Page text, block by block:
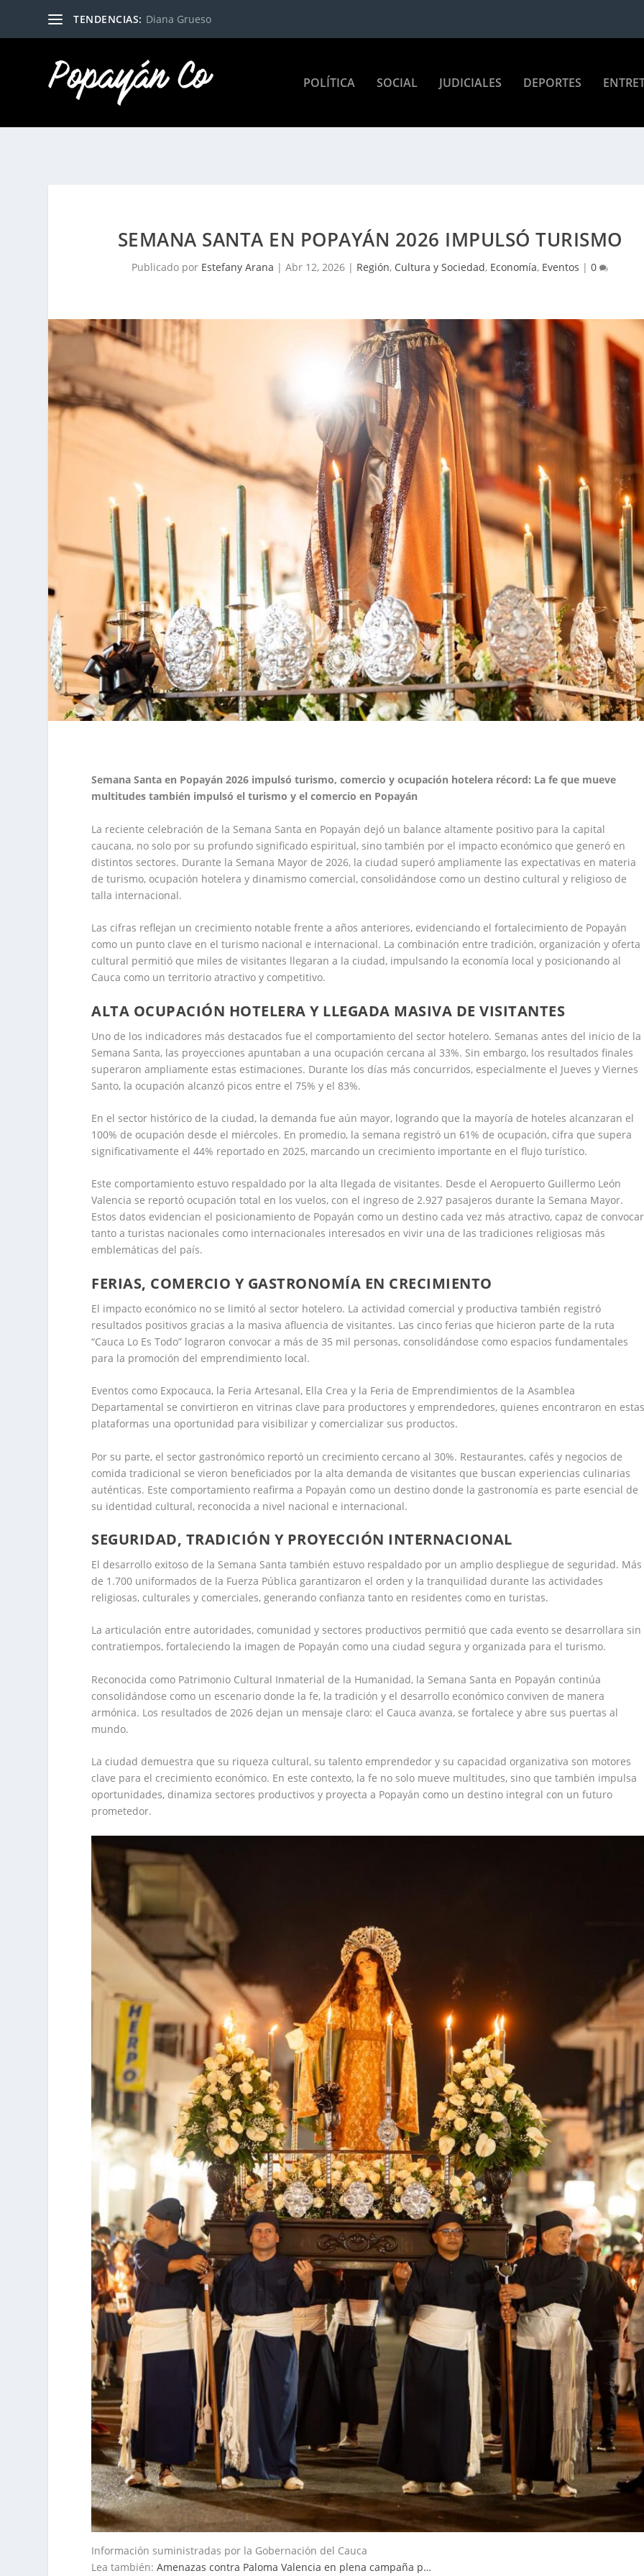
TENDENCIAS: Diana Grueso
POLÍTICA SOCIAL JUDICIALES DEPORTES
SEMANA SANTA EN POPAYÁN 2026 IMPULSÓ TURISMO
Publicado por Estefany Arana |Abr 12, 2026 | Región, Cultura y Sociedad, Economía, Eventos |0
Semana Santa en Popayán 2026 impulsó turismo, comercio y ocupación hotelera récord: La fe que mueve
multitudes también impulsó el turismo y el comercio en Popayán
La reciente celebración de la Semana Santa en Popayán dejó un balance altamente positivo para la capital
caucana, no solo por su profundo significado espiritual, sino también por el impacto económico que generó en
distintos sectores. Durante la Semana Mayor de 2026, la ciudad superó ampliamente las expectativas en materia
de turismo, ocupación hotelera y dinamismo comercial, consolidándose como un destino cultural y religioso de
talla internacional.
Las cifras reflejan un crecimiento notable frente a años anteriores, evidenciando el fortalecimiento de Popayán
como un punto clave en el turismo nacional e internacional. La combinación entre tradición, organización y oferta
cultural permitió que miles de visitantes llegaran a la ciudad, impulsando la economía local y posicionando al
Cauca como un territorio atractivo y competitivo.
ALTA OCUPACIÓN HOTELERA Y LLEGADA MASIVA DE VISITANTES
Uno de los indicadores más destacados fue el comportamiento del sector hotelero. Semanas antes del inicio de la
Semana Santa, las proyecciones apuntaban a una ocupación cercana al 33%. Sin embargo, los resultados finales
superaron ampliamente estas estimaciones. Durante los días más concurridos, especialmente el Jueves y Viernes
Santo, la ocupación alcanzó picos entre el 75% y el 83%.
En el sector histórico de la ciudad, la demanda fue aún mayor, logrando que la mayoría de hoteles alcanzaran el
100% de ocupación desde el miércoles. En promedio, la semana registró un 61% de ocupación, cifra que supera
significativamente el 44% reportado en 2025, marcando un crecimiento importante en el flujo turístico.
Este comportamiento estuvo respaldado por la alta llegada de visitantes. Desde el Aeropuerto Guillermo León
Valencia se reportó ocupación total en los vuelos, con el ingreso de 2.927 pasajeros durante la Semana Mayor.
Estos datos evidencian el posicionamiento de Popayán como un destino cada vez más atractivo, capaz de convocar
tanto a turistas nacionales como internacionales interesados en vivir una de las tradiciones religiosas más
emblemáticas del país.
FERIAS, COMERCIO Y GASTRONOMÍA EN CRECIMIENTO
El impacto económico no se limitó al sector hotelero. La actividad comercial y productiva también registró
resultados positivos gracias a la masiva afluencia de visitantes. Las cinco ferias que hicieron parte de la ruta
“Cauca Lo Es Todo” lograron convocar a más de 35 mil personas, consolidándose como espacios fundamentales
para la promoción del emprendimiento local.
Eventos como Expocauca, la Feria Artesanal, Ella Crea y la Feria de Emprendimientos de la Asamblea
Departamental se convirtieron en vitrinas clave para productores y emprendedores, quienes encontraron en
plataformas una oportunidad para visibilizar y comercializar sus productos.
Por su parte, el sector gastronómico reportó un crecimiento cercano al 30%. Restaurantes, cafés y negocios de
comida tradicional se vieron beneficiados por la alta demanda de visitantes que buscan experiencias culinarias
auténticas. Este comportamiento reafirma a Popayán como un destino donde la gastronomía es parte esencial de
su identidad cultural, reconocida a nivel nacional e internacional.
SEGURIDAD, TRADICIÓN Y PROYECCIÓN INTERNACIONAL
El desarrollo exitoso de la Semana Santa también estuvo respaldado por un amplio despliegue de seguridad. Más
de 1.700 uniformados de la Fuerza Pública garantizaron el orden y la tranquilidad durante las actividades
religiosas, culturales y comerciales, generando confianza tanto en residentes como en turistas.
La articulación entre autoridades, comunidad y sectores productivos permitió que cada evento se desarrollara sin
contratiempos, fortaleciendo la imagen de Popayán como una ciudad segura y organizada para el turismo.
Reconocida como Patrimonio Cultural Inmaterial de la Humanidad, la Semana Santa en Popayán continúa
consolidándose como un escenario donde la fe, la tradición y el desarrollo económico conviven de manera
armónica. Los resultados de 2026 dejan un mensaje claro: el Cauca avanza, se fortalece y abre sus puertas al
mundo.
La ciudad demuestra que su riqueza cultural, su talento emprendedor y su capacidad organizativa son motores
clave para el crecimiento económico. En este contexto, la fe no solo mueve multitudes, sino que también impulsa
oportunidades, dinamiza sectores productivos y proyecta a Popayán como un destino integral con un futuro
prometedor.
Información suministradas por la Gobernación del Cauca
Lea también:Amenazas contra Paloma Valencia en plena campaña p…